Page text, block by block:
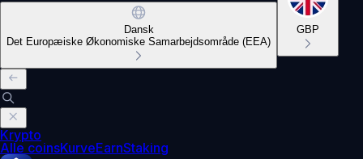
Dansk
Det Europæiske Økonomiske Samarbejdsområde (EEA)
GBP
Krypto
Alle coinsKurveEarnStaking